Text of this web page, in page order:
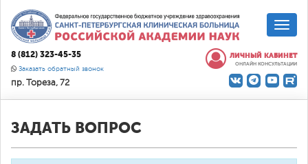
Размер шрифта: A A A
Цвет:
О доступной среде
8 (812) 323-45-35
Заказать обратный звонок
пр. Тореза, 72
ЛИЧНЫЙ КАБИНЕТ
ОНЛАЙН КОНСУЛЬТАЦИИ
ЗАДАТЬ ВОПРОС